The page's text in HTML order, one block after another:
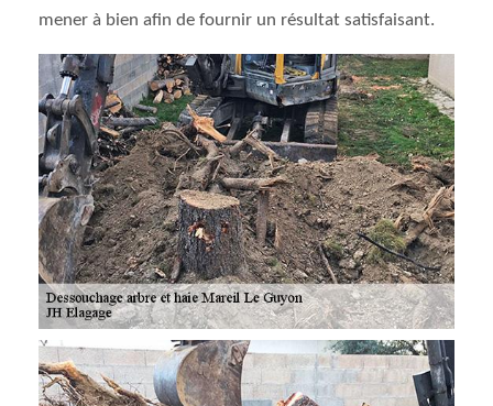
mener à bien afin de fournir un résultat satisfaisant.